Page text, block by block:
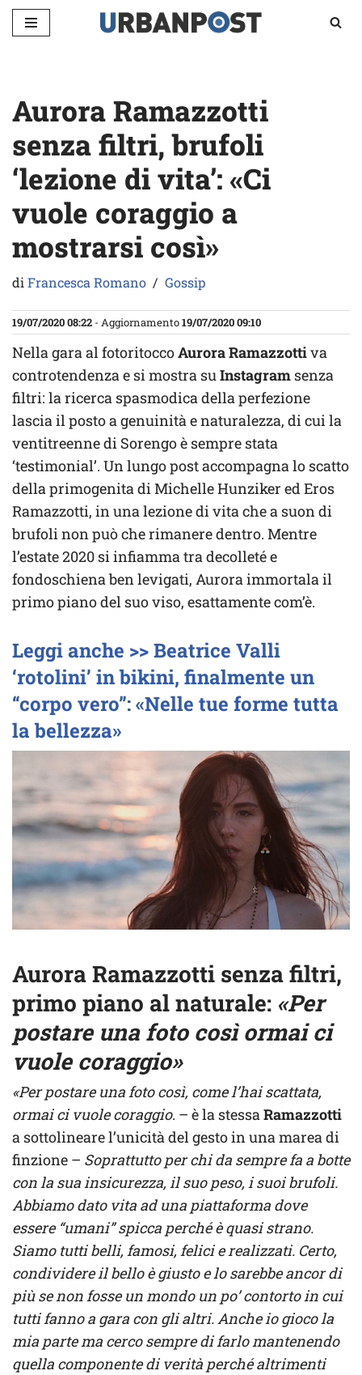
Aurora Ramazzotti
senza filtri, brufoli
‘lezione di vita’: «Ci
vuole coraggio a
mostrarsi così»
diFrancesca Romano Gossip
19/07/2020 08:22 - Aggiornamento19/07/2020 09:10
Nella gara al fotoritoccoAurora Ramazzottiva
controtendenza e si mostra suInstagram senza
filtri: la ricerca spasmodica della perfezione
lascia il posto a genuinità e naturalezza, di cui la
ventitreenne di Sorengo è sempre stata
‘testimonial’. Un lungo post accompagna lo scatto
della primogenita di Michelle Hunziker ed Eros
Ramazzotti, in una lezione di vita che a suon di
brufoli non può che rimanere dentro. Mentre
l’estate 2020 si infiamma tra decolleté e
fondoschiena ben levigati, Aurora immortala il
primo piano del suo viso, esattamente com’è.
Leggi anche >> Beatrice Valli
‘rotolini’ in bikini, finalmente un
“corpo vero”: «Nelle tue forme tutta
la bellezza»
Aurora Ramazzotti senza filtri,
primo piano al naturale: «Per
postare una foto così ormai ci
vuole coraggio»
«Per postare una foto così, come l’hai scattata,
ormai ci vuole coraggio. – è la stessaRamazzotti
a sottolineare l’unicità del gesto in una marea di
finzione – Soprattutto per chi da sempre fa a botte
con la sua insicurezza, il suo peso, i suoi brufoli.
Abbiamo dato vita ad una piattaforma dove
essere “umani” spicca perché è quasi strano.
Siamo tutti belli, famosi, felici e realizzati. Certo,
condividere il bello è giusto e lo sarebbe ancor di
più se non fosse un mondo un po’ contorto in cui
tutti fanno a gara con gli altri. Anche io gioco la
mia parte ma cerco sempre di farlo mantenendo
quella componente di verità perché altrimenti